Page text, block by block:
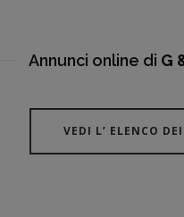
Annunci online di G
VEDI L’ ELENCO